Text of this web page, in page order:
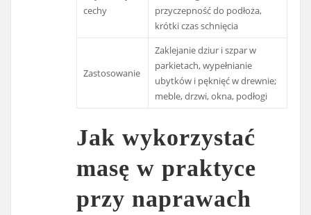
cechy
przyczepność do podłoża,
krótki czas schnięcia
Zastosowanie
Zaklejanie dziur i szpar w
parkietach, wypełnianie
ubytków i pęknięć w drewnie;
meble, drzwi, okna, podłogi
Jak wykorzystać
masę w praktyce
przy naprawach